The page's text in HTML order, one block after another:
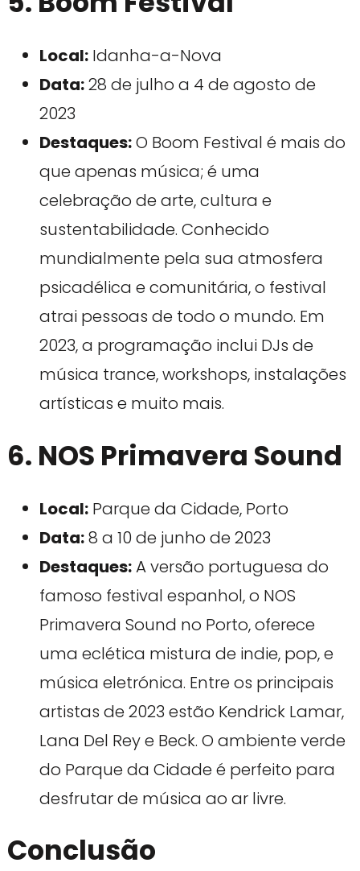
Local:Idanha-a-Nova
Data:28 de julho a 4 de agosto de
2023
Destaques:O Boom Festival é mais do
que apenas música; é uma
celebração de arte, cultura e
sustentabilidade. Conhecido
mundialmente pela sua atmosfera
psicadélica e comunitária, o festival
atrai pessoas de todo o mundo. Em
2023, a programação inclui DJs de
música trance, workshops, instalações
artísticas e muito mais.
6. NOS Primavera Sound
Local:Parque da Cidade, Porto
Data:8 a 10 de junho de 2023
Destaques:A versão portuguesa do
famoso festival espanhol, o NOS
Primavera Sound no Porto, oferece
uma eclética mistura de indie, pop, e
música eletrónica. Entre os principais
artistas de 2023 estão Kendrick Lamar,
Lana Del Rey e Beck. O ambiente verde
do Parque da Cidade é perfeito para
desfrutar de música ao ar livre.
Conclusão